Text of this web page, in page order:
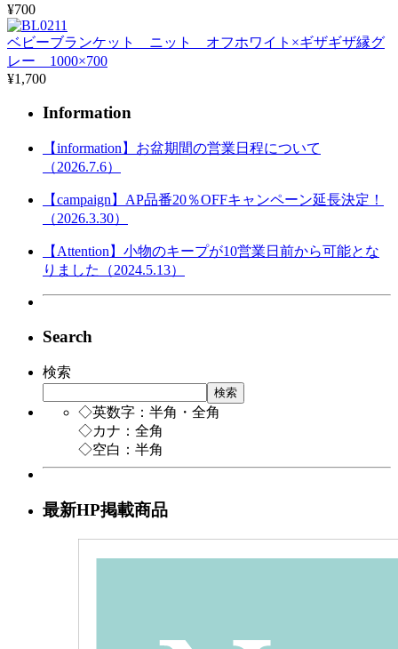
¥700
ベビーブランケット ニット オフホワイト×ギザギザ縁グ
レー 1000×700
¥1,700
Information
【information】お盆期間の営業日程について
（2026.7.6）
【campaign】AP品番20％OFFキャンペーン延長決定！
（2026.3.30）
【Attention】小物のキープが10営業日前から可能とな
りました（2024.5.13）
Search
検索
検索
◇英数字：半角・全角
◇カナ：全角
◇空白：半角
最新HP掲載商品